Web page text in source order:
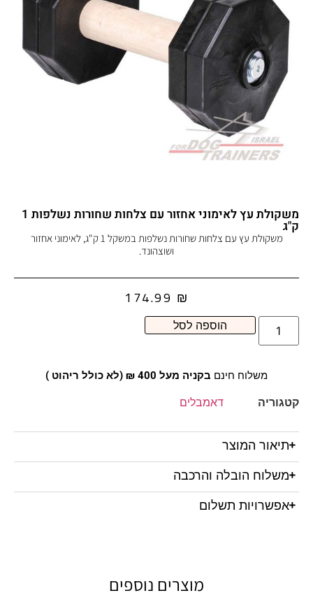
משקולת עץ לאימוני אחזור עם צלחות שחורות נשלפות 1
ק"ג
משקולת עץ עם צלחות שחורות נשלפות במשקל 1 ק"ג, לאימוני אחזור
ושוצהונד.
174.99 ₪
הוספה לסל
משלוח חינם בקניה מעל 400 ₪ (לא כולל ריהוט )
קטגוריה דאמבלים
תיאור המוצר
משלוח הובלה והרכבה
אפשרויות תשלום
מוצרים נוספים